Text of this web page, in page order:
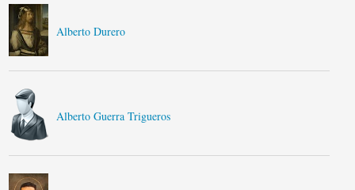
Alberto Durero
Alberto Guerra Trigueros